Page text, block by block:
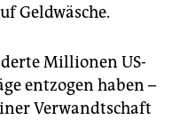
Geldwäsche.
Millionen US-
entzogen haben –
Verwandtschaft